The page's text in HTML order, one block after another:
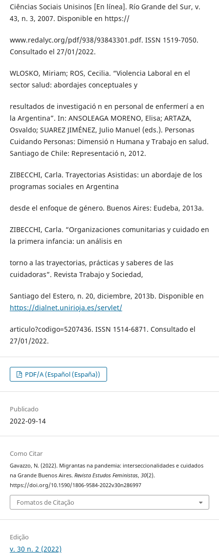
Ciências Sociais Unisinos [En línea]. Río Grande del Sur, v.
43, n. 3, 2007. Disponible en https://
www.redalyc.org/pdf/938/93843301.pdf. ISSN 1519-7050.
Consultado el 27/01/2022.
WLOSKO, Miriam; ROS, Cecilia. “Violencia Laboral en el
sector salud: abordajes conceptuales y
resultados de investigació n en personal de enfermerí a en
la Argentina”. In: ANSOLEAGA MORENO, Elisa; ARTAZA,
Osvaldo; SUAREZ JIMÉNEZ, Julio Manuel (eds.). Personas
Cuidando Personas: Dimensió n Humana y Trabajo en salud.
Santiago de Chile: Representació n, 2012.
ZIBECCHI, Carla. Trayectorias Asistidas: un abordaje de los
programas sociales en Argentina
desde el enfoque de género. Buenos Aires: Eudeba, 2013a.
ZIBECCHI, Carla. “Organizaciones comunitarias y cuidado en
la primera infancia: un análisis en
torno a las trayectorias, prácticas y saberes de las
cuidadoras”. Revista Trabajo y Sociedad,
Santiago del Estero, n. 20, diciembre, 2013b. Disponible en
https://dialnet.unirioja.es/servlet/
articulo?codigo=5207436. ISSN 1514-6871. Consultado el
27/01/2022.
PDF/A (Español (España))
Publicado
2022-09-14
Como Citar
Gavazzo, N. (2022). Migrantas na pandemia: interseccionalidades e cuidados
na Grande Buenos Aires. Revista Estudos Feministas, 30(2).
https://doi.org/10.1590/1806-9584-2022v30n286997
Fomatos de Citação
Edição
v. 30 n. 2 (2022)